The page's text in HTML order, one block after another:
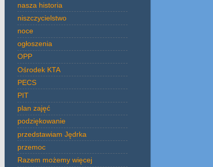
nasza historia
niszczycielstwo
noce
ogłoszenia
OPP
Ośrodek KTA
PECS
PIT
plan zajęć
podziękowanie
przedstawiam Jędrka
przemoc
Razem możemy więcej